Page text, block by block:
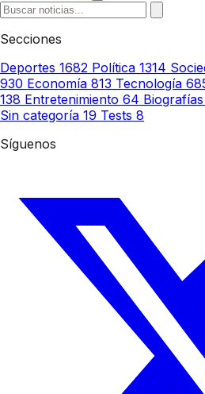
Secciones
Deportes 1682 Política 1314
930 Economía 813 Tecnología
138 Entretenimiento 64 Biografías
Sin categoría 19 Tests 8
Síguenos